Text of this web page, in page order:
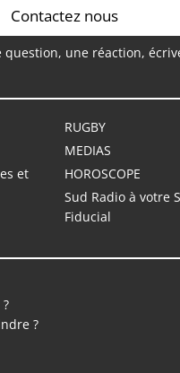
Contactez nous
question, une réaction,
RUGBY
MEDIAS
et
HOROSCOPE
Sud Radio à votre
Fiducial
?